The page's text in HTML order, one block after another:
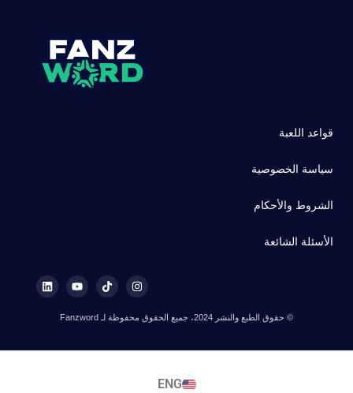
قواعد اللعبة
سياسة الخصوصية
الشروط والأحكام
الأسئلة الشائعة
© حقوق الطبع والنشر 2024، جميع الحقوق محفوظة لـ Fanzword
ENG